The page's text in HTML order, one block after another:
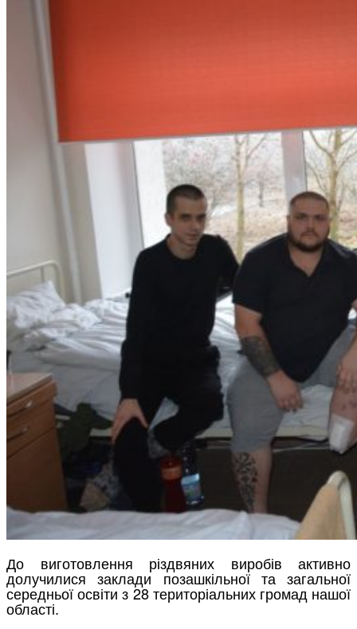
До виготовлення різдвяних виробів активно
долучилися заклади позашкільної та загальної
середньої освіти з 28 територіальних громад нашої
області.